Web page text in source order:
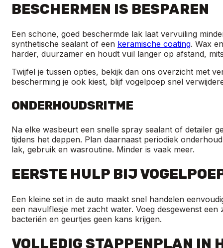
BESCHERMEN IS BESPAREN
Een schone, goed beschermde lak laat vervuiling
synthetische sealant of een keramische coating. Wax
harder, duurzamer en houdt vuil langer op afstand,
Twijfel je tussen opties, bekijk dan ons overzicht met
bescherming je ook kiest, blijf vogelpoep snel
ONDERHOUDSRITME
Na elke wasbeurt een snelle spray sealant of detailer
tijdens het deppen. Plan daarnaast periodiek
lak, gebruik en wasroutine. Minder is vaak meer.
EERSTE HULP BIJ
Een kleine set in de auto maakt snel handelen
een navulflesje met zacht water. Voeg desgewenst
bacteriën en geurtjes geen kans krijgen.
VOLLEDIG STAPPENPLAN IN